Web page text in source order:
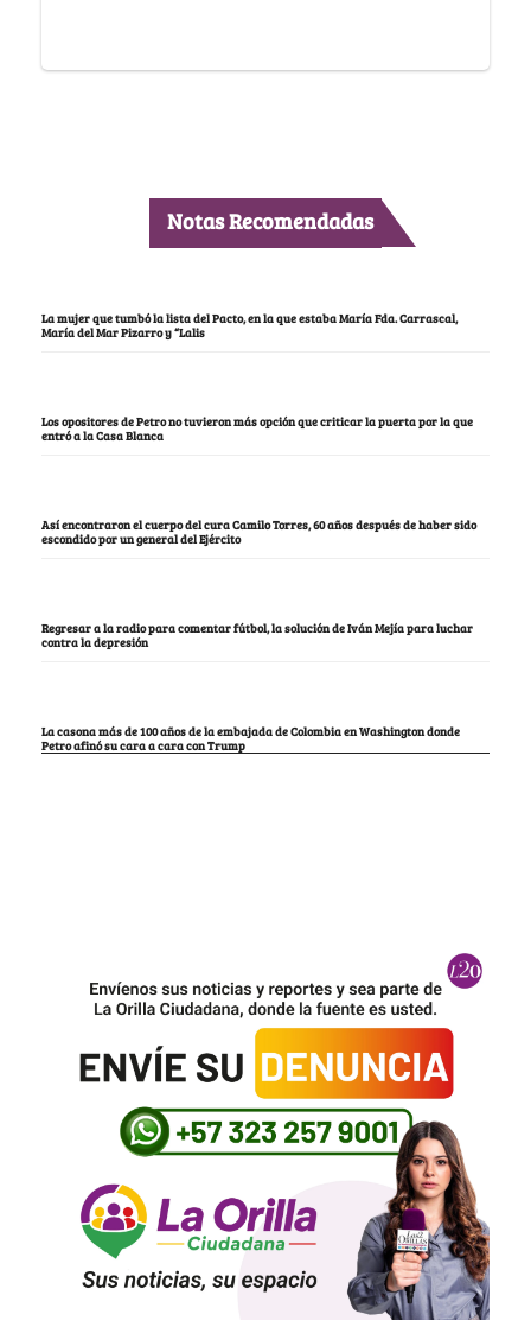
Notas Recomendadas
La mujer que tumbó la lista del Pacto, en la que estaba María Fda. Carrascal,
María del Mar Pizarro y “Lalis
Los opositores de Petro no tuvieron más opción que criticar la puerta por la que
entró a la Casa Blanca
Así encontraron el cuerpo del cura Camilo Torres, 60 años después de haber sido
escondido por un general del Ejército
Regresar a la radio para comentar fútbol, la solución de Iván Mejía para luchar
contra la depresión
La casona más de 100 años de la embajada de Colombia en Washington donde
Petro afinó su cara a cara con Trump